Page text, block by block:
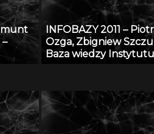
INFOBAZY 2011 – Piotr
Ozga, Zbigniew
Baza wiedzy Instytutu
naukowego ITB
gospodarce